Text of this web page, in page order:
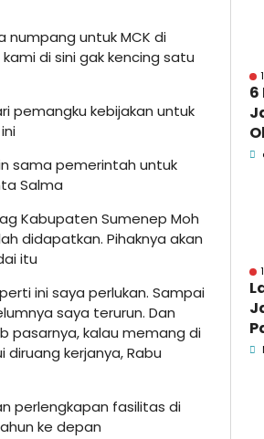
numpang untuk MCK di
di sini gak kencing satu
pemangku kebijakan untuk
sama pemerintah untuk
Salma
Kabupaten Sumenep Moh
didapatkan. Pihaknya akan
itu
ini saya perlukan. Sampai
saya terurun. Dan
pasarnya, kalau memang di
kerjanya, Rabu
perlengkapan fasilitas di
ke depan
6